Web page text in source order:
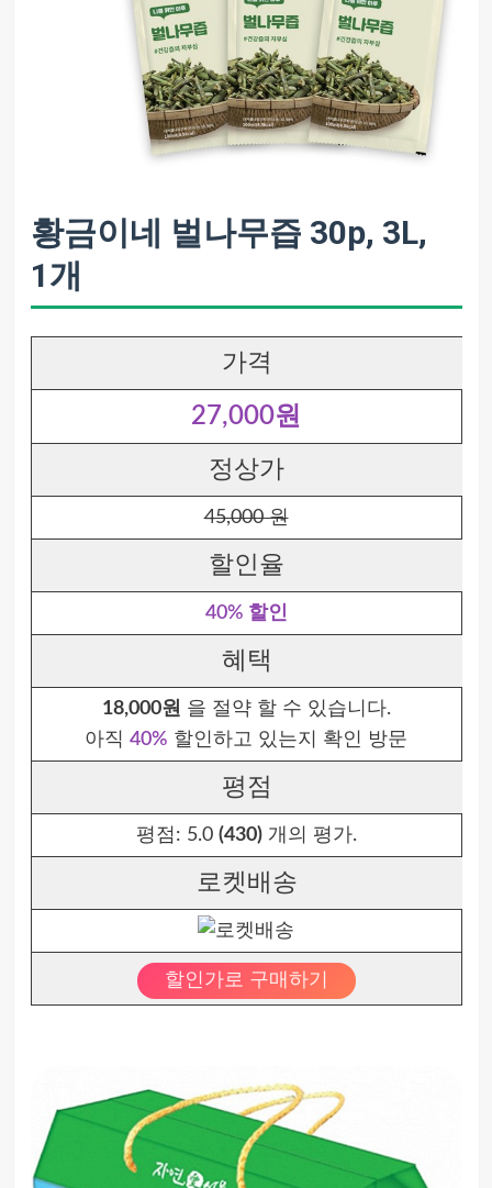
황금이네 벌나무즙 30p, 3L,
1개
가격
27,000원
정상가
45,000 원
할인율
40% 할인
혜택
18,000원 을 절약 할 수 있습니다.
아직 40% 할인하고 있는지 확인 방문
평점
평점: 5.0 (430)개의 평가.
로켓배송
할인가로 구매하기